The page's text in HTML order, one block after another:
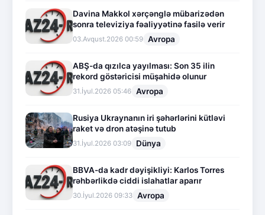
Davina Makkol xərçənglə mübarizədən
sonra televiziya fəaliyyətinə fasilə verir
03.Avqust.2026 00:59 Avropa
ABŞ-da qızılca yayılması: Son 35 ilin
rekord göstəricisi müşahidə olunur
31.İyul.2026 05:46 Avropa
Rusiya Ukraynanın iri şəhərlərini kütləvi
raket və dron atəşinə tutub
31.İyul.2026 03:09 Dünya
BBVA-da kadr dəyişikliyi: Karlos Torres
rəhbərlikdə ciddi islahatlar aparır
30.İyul.2026 09:33 Avropa